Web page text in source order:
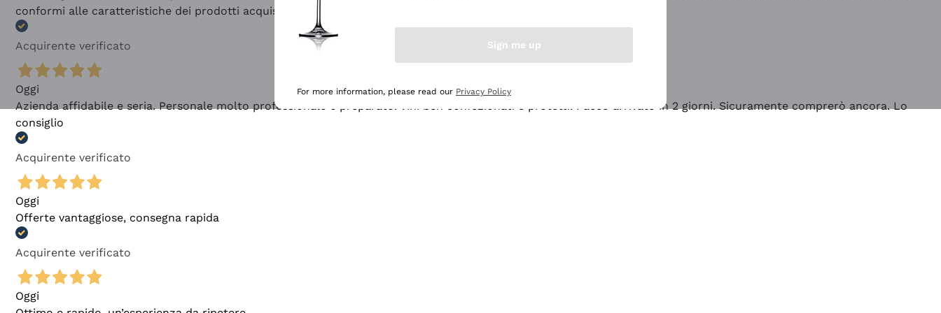
conformi alle caratteristiche dei prodotti acquistati
Acquirente verificato
Oggi
Azienda affidabile e seria. Personale molto professionale e preparato. Vini ben confezionati e protetti. Pacco arrivato in 2 giorni. Sicuramente comprerò ancora. Lo
consiglio
Acquirente verificato
Oggi
Offerte vantaggiose, consegna rapida
Acquirente verificato
Oggi
Sign me up
For more information, please read our Privacy Policy